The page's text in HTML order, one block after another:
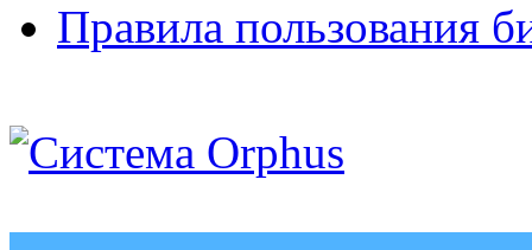
Правила пользования